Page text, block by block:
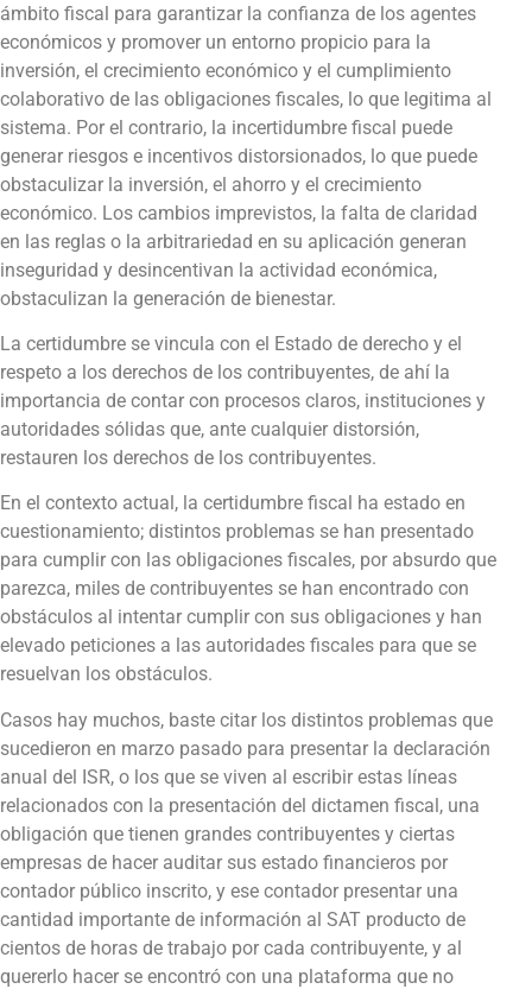
ámbito fiscal para garantizar la confianza de los agentes
económicos y promover un entorno propicio para la
inversión, el crecimiento económico y el cumplimiento
colaborativo de las obligaciones fiscales, lo que legitima al
sistema. Por el contrario, la incertidumbre fiscal puede
generar riesgos e incentivos distorsionados, lo que puede
obstaculizar la inversión, el ahorro y el crecimiento
económico. Los cambios imprevistos, la falta de claridad
en las reglas o la arbitrariedad en su aplicación generan
inseguridad y desincentivan la actividad económica,
obstaculizan la generación de bienestar.
La certidumbre se vincula con el Estado de derecho y el
respeto a los derechos de los contribuyentes, de ahí la
importancia de contar con procesos claros, instituciones y
autoridades sólidas que, ante cualquier distorsión,
restauren los derechos de los contribuyentes.
En el contexto actual, la certidumbre fiscal ha estado en
cuestionamiento; distintos problemas se han presentado
para cumplir con las obligaciones fiscales, por absurdo que
parezca, miles de contribuyentes se han encontrado con
obstáculos al intentar cumplir con sus obligaciones y han
elevado peticiones a las autoridades fiscales para que se
resuelvan los obstáculos.
Casos hay muchos, baste citar los distintos problemas que
sucedieron en marzo pasado para presentar la declaración
anual del ISR, o los que se viven al escribir estas líneas
relacionados con la presentación del dictamen fiscal, una
obligación que tienen grandes contribuyentes y ciertas
empresas de hacer auditar sus estado financieros por
contador público inscrito, y ese contador presentar una
cantidad importante de información al SAT producto de
cientos de horas de trabajo por cada contribuyente, y al
quererlo hacer se encontró con una plataforma que no